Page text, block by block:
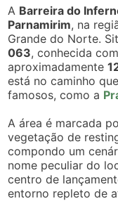
A Barreira do
Parnamirim, na
Grande do Norte.
063, conhecida
aproximadamente
está no caminho
famosos, como a
A área é marcada
vegetação de
compondo um
nome peculiar do
centro de
entorno repleto de